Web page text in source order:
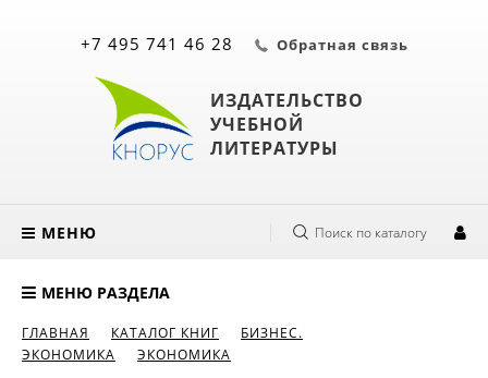
ИЗДАТЕЛЬСТВО
УЧЕБНОЙ
ЛИТЕРАТУРЫ
+7 495 741 46 28 Обратная связь
МЕНЮ Поиск по каталогу
МЕНЮ РАЗДЕЛА
ГЛАВНАЯ КАТАЛОГ КНИГ
БИЗНЕС.
ЭКОНОМИКА
ЭКОНОМИКА